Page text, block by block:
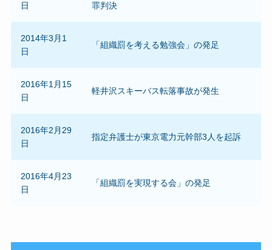
日
罪判決
2014年3月1
日
「組織罰を考える勉強会」の発足
2016年1月15
日
軽井沢スキーバス転落事故が発生
2016年2月29
日
指定弁護士が東京電力元幹部3人を起訴
2016年4月23
日
「組織罰を実現する会」の発足